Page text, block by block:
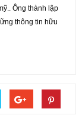
Ông thành lập
thông tin hữu